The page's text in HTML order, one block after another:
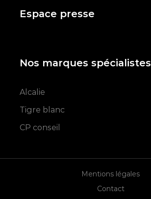
Espace presse
Nos marques spécialistes
Alcalie
Tigre blanc
CP conseil
Mentions légales
Contact